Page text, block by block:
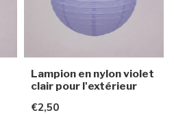
Lampion en nylon violet
clair pour l'extérieur
€2,50